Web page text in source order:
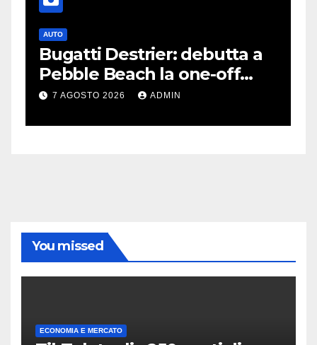
AUTO
Bugatti Destrier: debutta a
Pebble Beach la one-off
derivata dalla Bolide
7 AGOSTO 2026 ADMIN
You missed
ECONOMIA E MERCATO